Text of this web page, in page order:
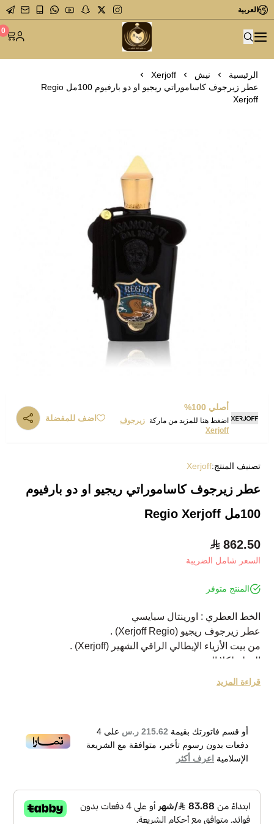
العربية
متجر عاشق العطور 0
الرئيسية نيش
Xerjoff
عطر زيرجوف كاساموراتي ريجيو او دو بارفيوم 100مل Regio
Xerjoff
أصلي 100%
اضغط هنا للمزيد من ماركة زيرجوف
Xerjoff
اضف للمفضلة
تصنيف المنتج:Xerjoff
عطر زيرجوف كاساموراتي ريجيو او دو بارفيوم
100مل Regio Xerjoff
862.50
السعر شامل الضريبة
المنتج متوفر
الخط العطري : اورينتال سبايسي
عطر زيرجوف ريجيو (Xerjoff Regio) .
من بيت الأزياء الإيطالي الراقي الشهير (Xerjoff) .
العطر لكلا الجنسين.
ينتمي هذا العطر الجذاب للعائلة العطرية شرقي - حار.
أطلق العطر في عام 2011.
الهال, الورد, البرقوق, المسك, الباتشولي, الفانيلا و أمبريت .
Xerjoff Casamorati Regio Eau de Parfum 100ml
قراءة المزيد
أو قسم فاتورتك بقيمة 215.62 ر.س على 4
دفعات بدون رسوم تأخير، متوافقة مع الشريعة
الإسلامية اعرف أكثر